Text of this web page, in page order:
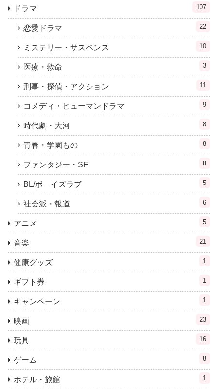
ドラマ 107
恋愛ドラマ 22
ミステリー・サスペンス 10
医療・救命 3
刑事・探偵・アクション 11
コメディ・ヒューマンドラマ 9
時代劇・大河 8
青春・学園もの 8
ファンタジー・SF 8
BL/ボーイズラブ 5
社会派・報道 6
アニメ 5
音楽 21
健康グッズ 1
ギフト券 1
キャンペーン 1
映画 23
玩具 16
ゲーム 8
ホテル・旅館 1